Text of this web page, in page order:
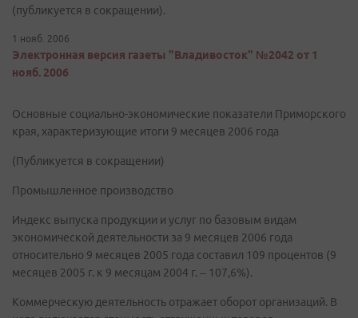
(публикуется в сокращении).
1 нояб. 2006
Электронная версия газеты "Владивосток" №2042 от 1
нояб. 2006
Основные социально-экономические показатели Приморского
края, характеризующие итоги 9 месяцев 2006 года
(Публикуется в сокращении)
Промышленное производство
Индекс выпуска продукции и услуг по базовым видам
экономической деятельности за 9 месяцев 2006 года
относительно 9 месяцев 2005 года составил 109 процентов (9
месяцев 2005 г. к 9 месяцам 2004 г. – 107,6%).
Коммерческую деятельность отражает оборот организаций. В